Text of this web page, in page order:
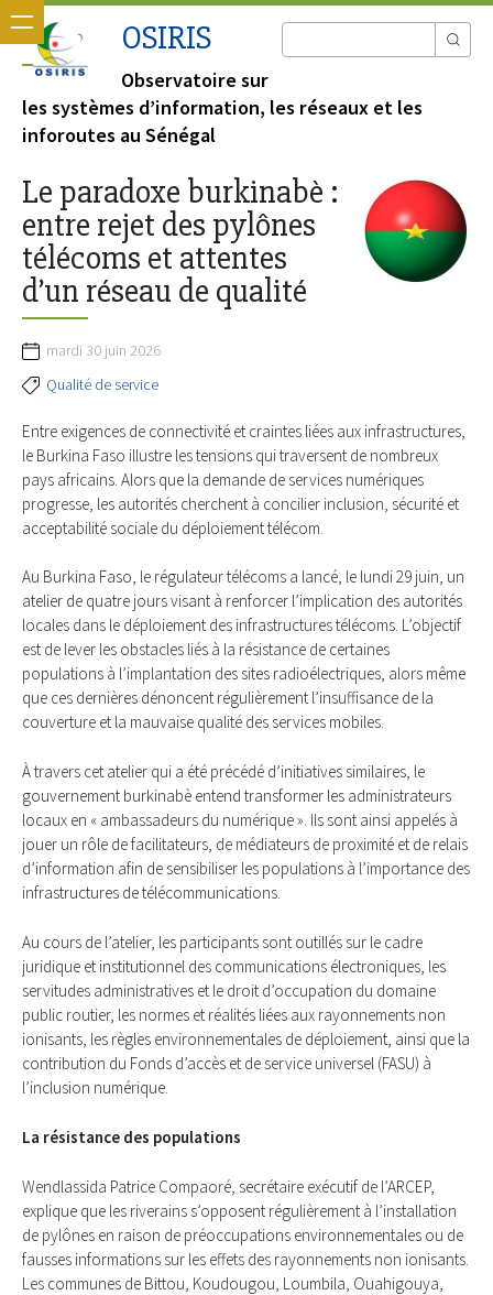
OSIRIS
Observatoire sur
les systèmes d’information, les réseaux et les
inforoutes au Sénégal
Le paradoxe burkinabè :
entre rejet des pylônes
télécoms et attentes
d’un réseau de qualité
mardi 30 juin 2026
Qualité de service
Entre exigences de connectivité et craintes liées aux infrastructures,
le Burkina Faso illustre les tensions qui traversent de nombreux
pays africains. Alors que la demande de services numériques
progresse, les autorités cherchent à concilier inclusion, sécurité et
acceptabilité sociale du déploiement télécom.
Au Burkina Faso, le régulateur télécoms a lancé, le lundi 29 juin, un
atelier de quatre jours visant à renforcer l’implication des autorités
locales dans le déploiement des infrastructures télécoms. L’objectif
est de lever les obstacles liés à la résistance de certaines
populations à l’implantation des sites radioélectriques, alors même
que ces dernières dénoncent régulièrement l’insuffisance de la
couverture et la mauvaise qualité des services mobiles.
À travers cet atelier qui a été précédé d’initiatives similaires, le
gouvernement burkinabè entend transformer les administrateurs
locaux en « ambassadeurs du numérique ». Ils sont ainsi appelés à
jouer un rôle de facilitateurs, de médiateurs de proximité et de relais
d’information afin de sensibiliser les populations à l’importance des
infrastructures de télécommunications.
Au cours de l’atelier, les participants sont outillés sur le cadre
juridique et institutionnel des communications électroniques, les
servitudes administratives et le droit d’occupation du domaine
public routier, les normes et réalités liées aux rayonnements non
ionisants, les règles environnementales de déploiement, ainsi que la
contribution du Fonds d’accès et de service universel (FASU) à
l’inclusion numérique.
La résistance des populations
Wendlassida Patrice Compaoré, secrétaire exécutif de l’ARCEP,
explique que les riverains s’opposent régulièrement à l’installation
de pylônes en raison de préoccupations environnementales ou de
fausses informations sur les effets des rayonnements non ionisants.
Les communes de Bittou, Koudougou, Loumbila, Ouahigouya,